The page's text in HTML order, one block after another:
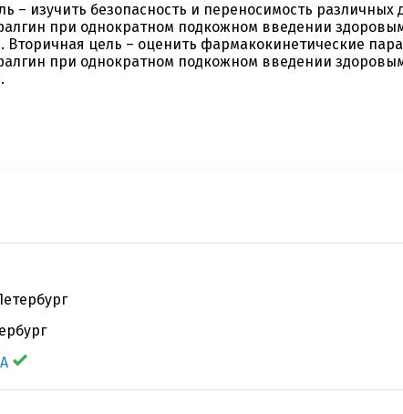
– изучить безопасность и переносимость различных
при однократном подкожном введении
Вторичная цель – оценить фармакокинетические
при однократном подкожном введении